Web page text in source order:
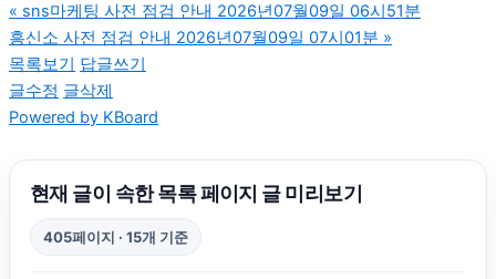
인천형사전문변호사
대전흥신소
« sns마케팅 사전 점검 안내 2026년07월09일 06시51분
흥신소 사전 점검 안내 2026년07월09일 07시01분 »
목록보기 답글쓰기
글수정 글삭제
Powered by KBoard
현재 글이 속한 목록 페이지 글 미리보기
405페이지 · 15개 기준